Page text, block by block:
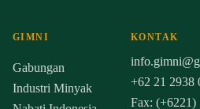
GIMNI
Gabungan
Industri Minyak
KONTAK
+62 21 2938
Fax: (+6221)